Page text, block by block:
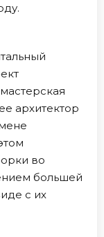
архитектор
во
большей
с их